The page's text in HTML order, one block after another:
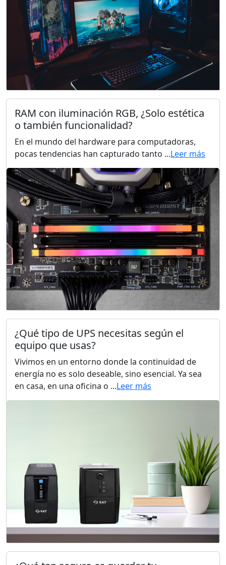
RAM con iluminación RGB, ¿Solo estética
o también funcionalidad?
En el mundo del hardware para computadoras,
pocas tendencias han capturado tanto ...Leer más
¿Qué tipo de UPS necesitas según el
equipo que usas?
Vivimos en un entorno donde la continuidad de
energía no es solo deseable, sino esencial. Ya sea
en casa, en una oficina o ...Leer más